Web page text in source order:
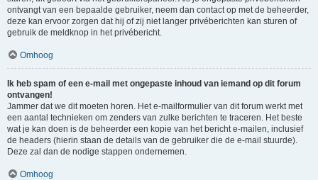
ontvangt van een bepaalde gebruiker, neem dan contact op met de beheerder,
deze kan ervoor zorgen dat hij of zij niet langer privéberichten kan sturen of
gebruik de meldknop in het privébericht.
Omhoog
Ik heb spam of een e-mail met ongepaste inhoud van iemand op dit forum
ontvangen!
Jammer dat we dit moeten horen. Het e-mailformulier van dit forum werkt met
een aantal technieken om zenders van zulke berichten te traceren. Het beste
wat je kan doen is de beheerder een kopie van het bericht e-mailen, inclusief
de headers (hierin staan de details van de gebruiker die de e-mail stuurde).
Deze zal dan de nodige stappen ondernemen.
Omhoog